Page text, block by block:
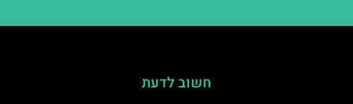
חשוב לדעת